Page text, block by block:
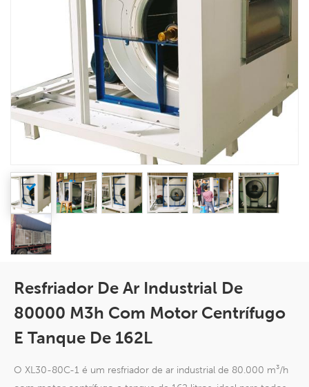
Resfriador De Ar Industrial De
80000 M3h Com Motor Centrífugo
E Tanque De 162L
O XL30-80C-1 é um resfriador de ar industrial de 80.000 m³/h